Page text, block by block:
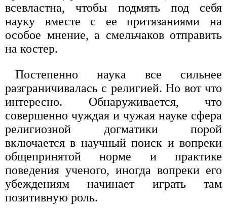
всевластна, чтобы подмять под себя
науку вместе с ее притязаниями на
особое мнение, а смельчаков отправить
на костер.
Постепенно наука все сильнее
разграничивалась с религией. Но вот что
интересно. Обнаруживается, что
совершенно чуждая и чужая науке сфера
религиозной догматики порой
включается в научный поиск и вопреки
общепринятой норме и практике
поведения ученого, иногда вопреки его
убеждениям начинает играть там
позитивную роль.